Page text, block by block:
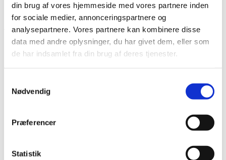
din brug af vores hjemmeside med vores partnere inden
for sociale medier, annonceringspartnere og
analysepartnere. Vores partnere kan kombinere disse
data med andre oplysninger, du har givet dem, eller som
de har indsamlet fra din brug af deres tjenester.
Nødvendig
Præferencer
Statistik
Søg
Menu Menu
0 replies
Want to join the discussion?
Skriv et svar
Krævede felter
er markeret med